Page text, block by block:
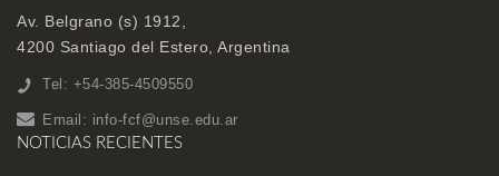
Av. Belgrano (s) 1912,
4200 Santiago del Estero, Argentina
Tel: +54-385-4509550
Email: info-fcf@unse.edu.ar
NOTICIAS RECIENTES